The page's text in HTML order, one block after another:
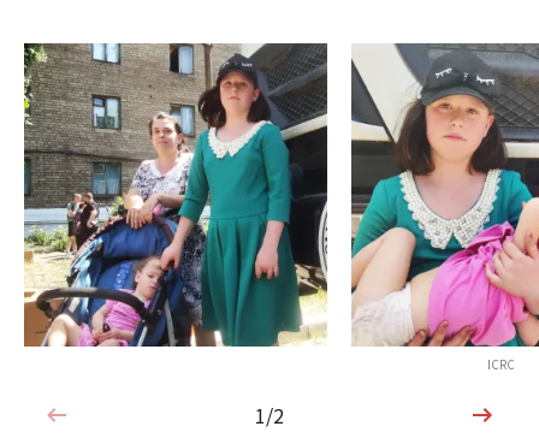
ICRC
1/2
1/2